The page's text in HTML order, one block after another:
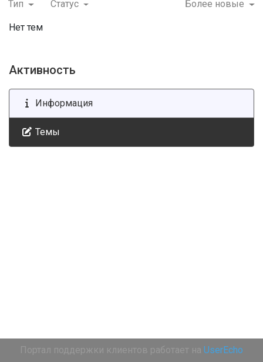
Тип Статус Более новые
Нет тем
Активность
Информация
Темы
Портал поддержки клиентов работает на UserEcho